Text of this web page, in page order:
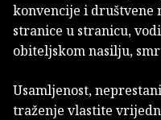
konvencije i društvene
stranice u stranicu,
obiteljskom nasilju,
Usamljenost,
traženje vlastite